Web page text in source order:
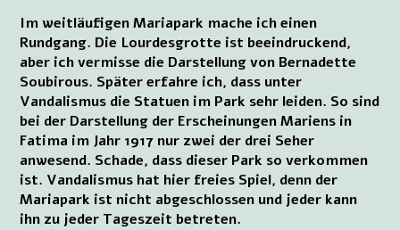
Im weitläufigen Mariapark mache ich einen
Rundgang. Die Lourdesgrotte ist beeindruckend,
aber ich vermisse die Darstellung von Bernadette
Soubirous. Später erfahre ich, dass unter
Vandalismus die Statuen im Park sehr leiden. So sind
bei der Darstellung der Erscheinungen Mariens in
Fatima im Jahr 1917 nur zwei der drei Seher
anwesend. Schade, dass dieser Park so verkommen
ist. Vandalismus hat hier freies Spiel, denn der
Mariapark ist nicht abgeschlossen und jeder kann
ihn zu jeder Tageszeit betreten.